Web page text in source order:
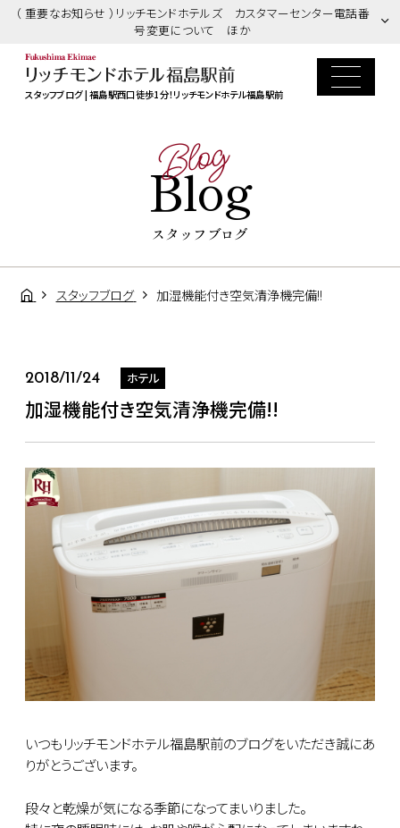
（ 重要なお知らせ ）リッチモンドホテルズ カスタマーセンター電話番
号変更について ほか
スタッフブログ | 福島駅西口徒歩1分！リッチモンドホテル福島駅前
Blog
Blog
スタッフブログ
スタッフブログ 加湿機能付き空気清浄機完備!!
2018/11/24 ホテル
加湿機能付き空気清浄機完備!!
いつもリッチモンドホテル福島駅前のブログをいただき誠にあ
りがとうございます。
段々と乾燥が気になる季節になってまいりました。